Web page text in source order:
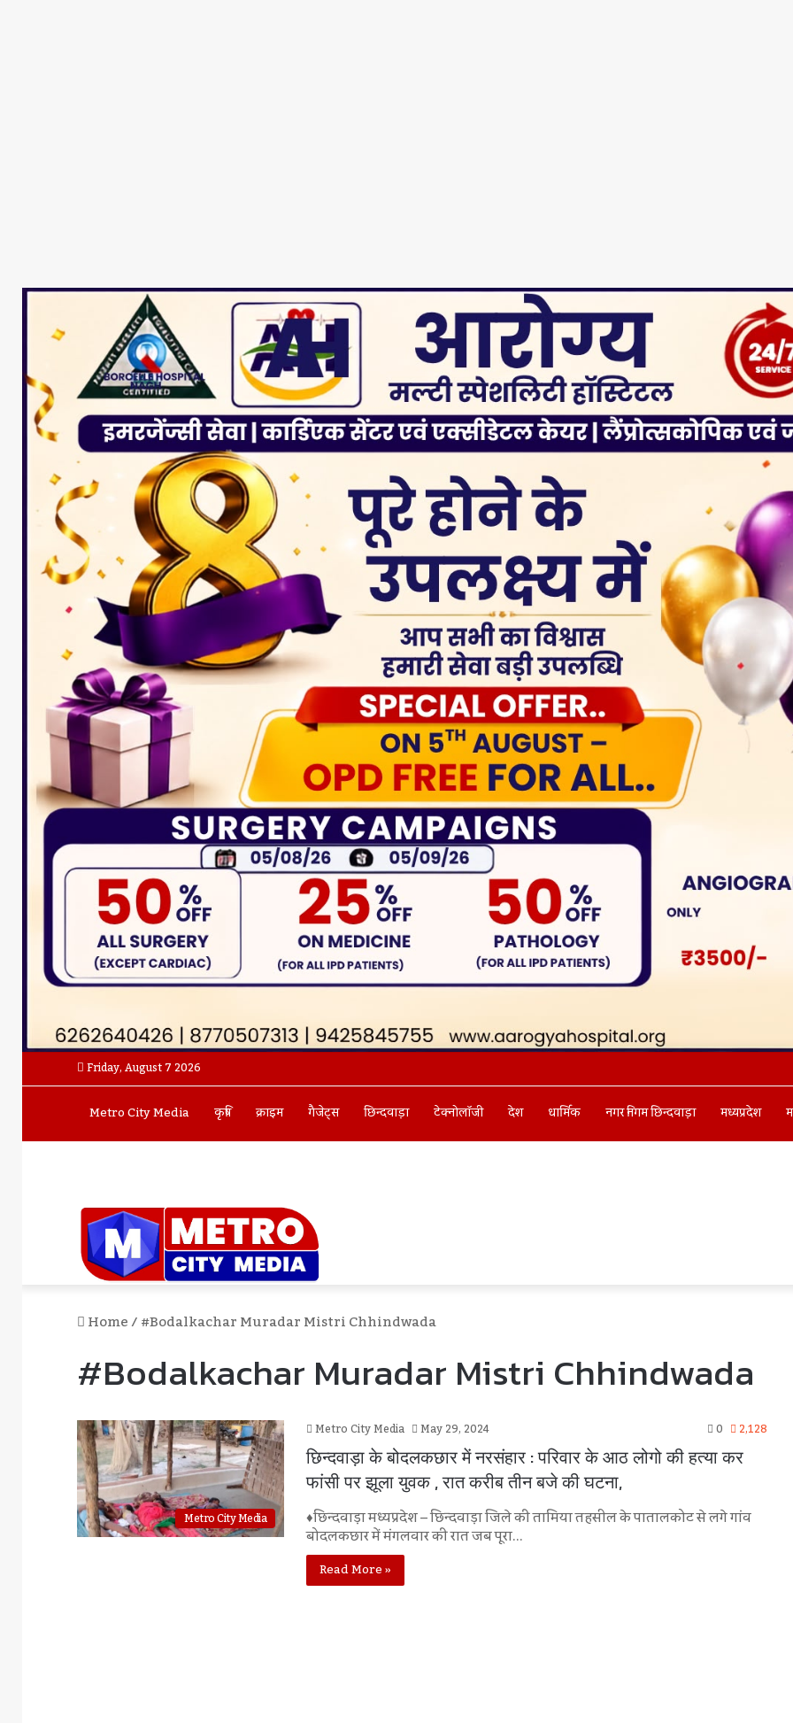
Friday, August 7 2026
Metro City Media कृषि क्राइम गैजेट्स छिन्दवाड़ा टेक्नोलॉजी देश धार्मिक नगर निगम छिन्दवाड़ा मध्यप्रदेश
Home/#Bodalkachar Muradar Mistri Chhindwada
#Bodalkachar Muradar Mistri Chhindwada
Metro City Media
Metro City Media May 29, 2024 0 2,128
छिन्दवाड़ा के बोदलकछार में नरसंहार : परिवार के आठ लोगो की हत्या कर
फांसी पर झूला युवक , रात करीब तीन बजे की घटना,
♦छिन्दवाड़ा मध्यप्रदेश – छिन्दवाड़ा जिले की तामिया तहसील के पातालकोट से लगे गांव
बोदलकछार में मंगलवार की रात जब पूरा…
Read More »